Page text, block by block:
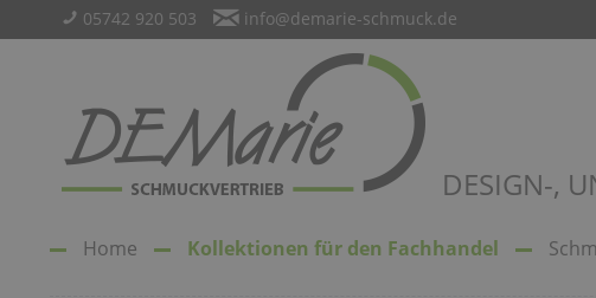
05742 920 503 info@demarie-schmuck.de
DESIGN-,
Home Kollektionen für den Fachhandel